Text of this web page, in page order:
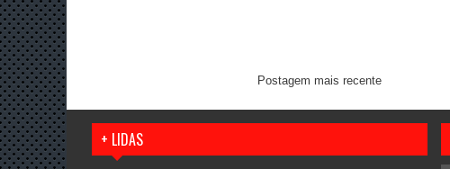
Postagem mais recente
+ LIDAS